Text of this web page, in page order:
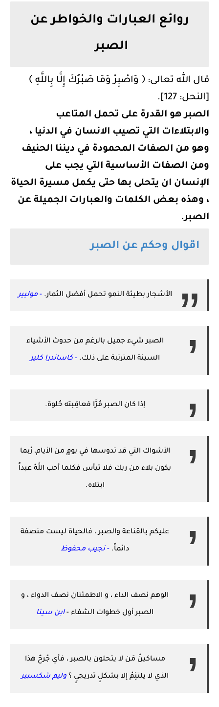
روائع العبارات والخواطر عن
الصبر
قال الله تعالى: ﴿ وَاصْبِرْ وَمَا صَبْرُكَ إِلَّا بِاللَّهِ ﴾
[النحل: 127].
الصبر هو القدرة على تحمل المتاعب
والابتلاءات التي تصيب الانسان في الدنيا ،
وهو من الصفات المحمودة في ديننا الحنيف
ومن الصفات الأساسية التي يجب على
الإنسان ان يتحلى بها حتى يكمل مسيرة الحياة
، وهذه بعض الكلمات والعبارات الجميلة عن
الصبر.
اقوال وحكم عن الصبر
الأشجار بطيئة النمو تحمل أفضل الثمار.-موليير
الصبر شيء جميل بالرغم من حدوث الأشياء
السيئة المترتبة على ذلك.-كاساندرا كلير
إذا كان الصبر مُرًّا فعاقِبته حُلوة.
الأشواك التي قد تدوسها في يومٍ من الأيام، رُبما
يكون بلاء من ربك فلا تيأس فكلما أحب اللهُ عبداً
ابتلاه.
عليكم بالقناعة والصبر ، فالحياة ليست منصفة
دائماً. -نجيب محفوظ
الوهم نصف الداء ، و الاطمئنان نصف الدواء ، و
الصبر أول خطوات الشفاء - ابن سينا
مساكينٌ مَن لا يتحلون بالصبر ، فأي جُرحٌ هذا
الذي لا يلتئِمُ إلا بشكلٍ تدريجيٍ ؟ وليم شكسبير